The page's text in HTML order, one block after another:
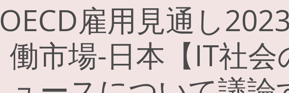
OECD雇用見通し
働市場-日本【IT社会